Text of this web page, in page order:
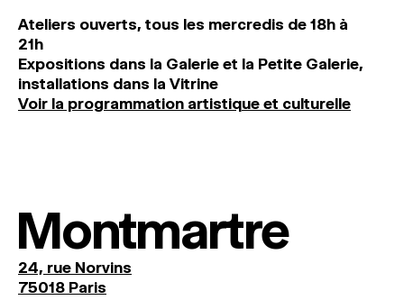
Ateliers ouverts, tous les mercredis de 18h à
21h
Expositions dans la Galerie et la Petite Galerie,
installations dans la Vitrine
Voir la programmation artistique et culturelle
Montmartre
24, rue Norvins
75018 Paris